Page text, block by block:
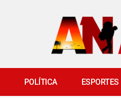
POLÍTICA ESPORTES